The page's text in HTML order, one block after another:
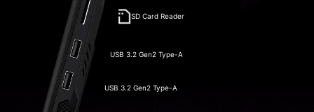
SD Card Reader
USB 3.2 Gen2 Type-A
USB 3.2 Gen2 Type-A